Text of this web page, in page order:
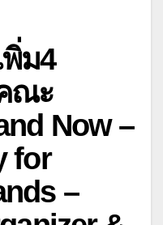
ม4
ณะ
Now –
for
–